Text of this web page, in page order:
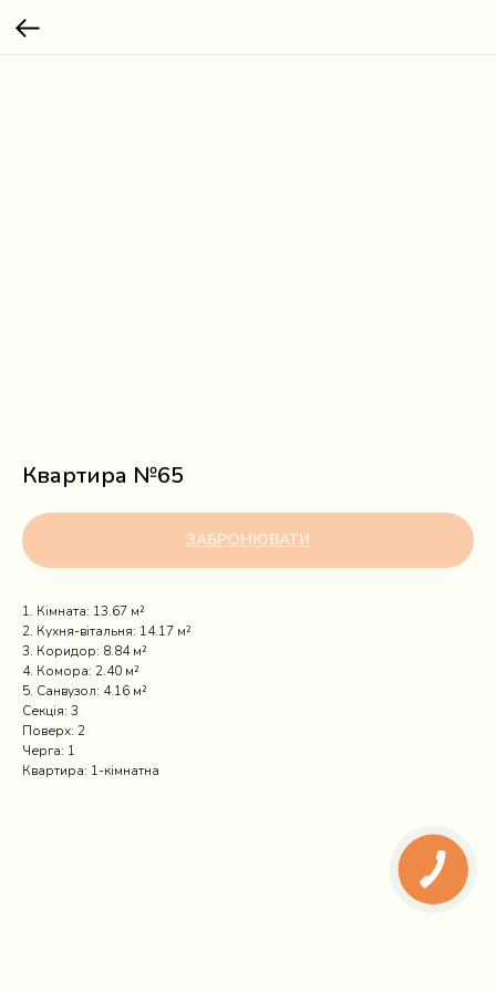
Квартира №65
ЗАБРОНЮВАТИ
1. Кімната: 13.67 м²
2. Кухня-вітальня: 14.17 м²
3. Коридор: 8.84 м²
4. Комора: 2.40 м²
5. Санвузол: 4.16 м²
Секція: 3
Поверх: 2
Черга: 1
Квартира: 1-кімнатна